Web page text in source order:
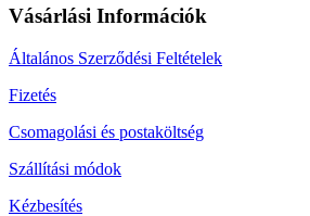
Vásárlási Információk
Általános Szerződési Feltételek
Fizetés
Csomagolási és postaköltség
Szállítási módok
Kézbesítés